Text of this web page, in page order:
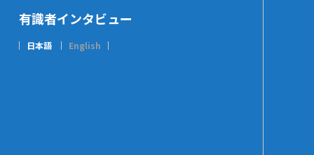
有識者インタビュー
日本語 English